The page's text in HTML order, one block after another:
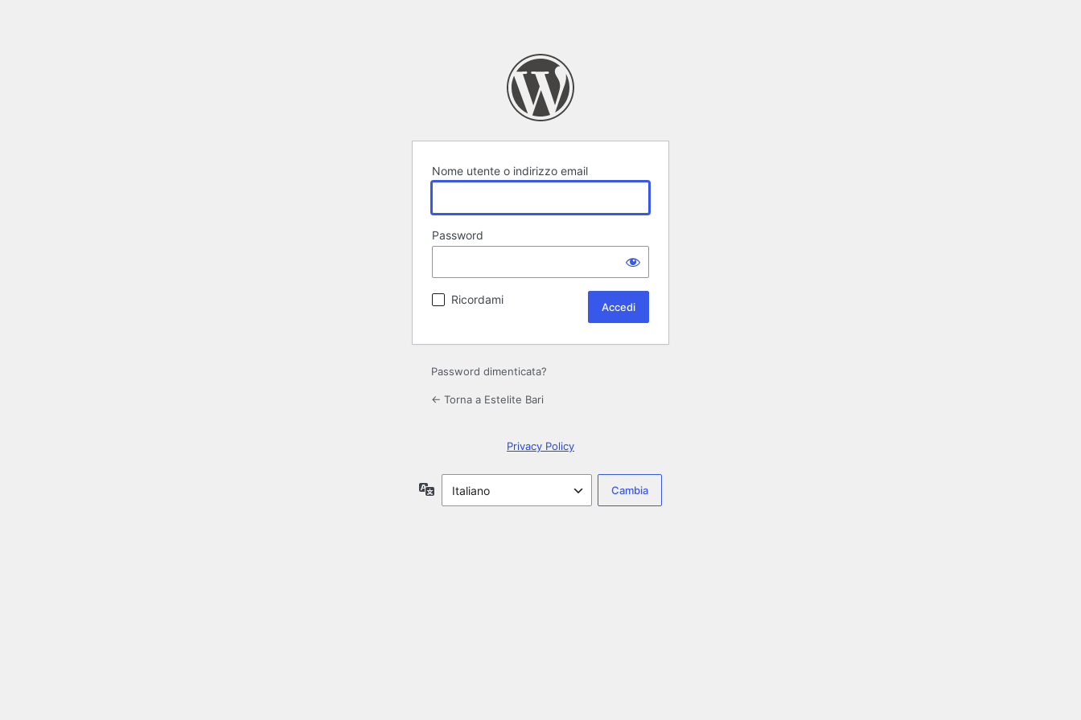
Nome utente o indirizzo email
Password
Ricordami
Password dimenticata?
← Torna a Estelite Bari
Privacy Policy
Lingua